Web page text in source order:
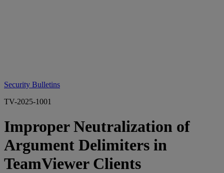
Security Bulletins
TV-2025-1001
Improper Neutralization of
Argument Delimiters in
TeamViewer Clients